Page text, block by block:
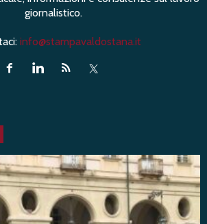
giornalistico.
info@stampavaldostana.it